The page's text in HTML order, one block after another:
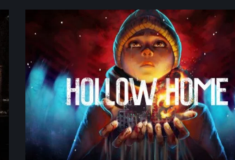
Home
Anteprima:
l’ultimo
giorno
normale